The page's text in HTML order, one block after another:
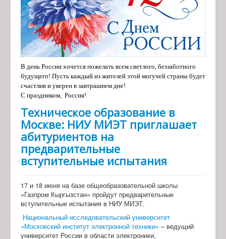
В день России хочется пожелать всем светлого, беззаботного
будущего! Пусть каждый из жителей этой могучей страны будет
счастлив и уверен в завтрашнем дне!
С праздником, Россия!
Техническое образование в
Москве: НИУ МИЭТ приглашает
абитуриентов на
предварительные
вступительные испытания
17 и 18 июня на базе общеобразовательной школы
«Газпром Кыргызстан» пройдут предварительные
вступительные испытания в НИУ МИЭТ.
Национальный исследовательский университет
«Московский институт электронной техники» – ведущий
университет России в области электроники,